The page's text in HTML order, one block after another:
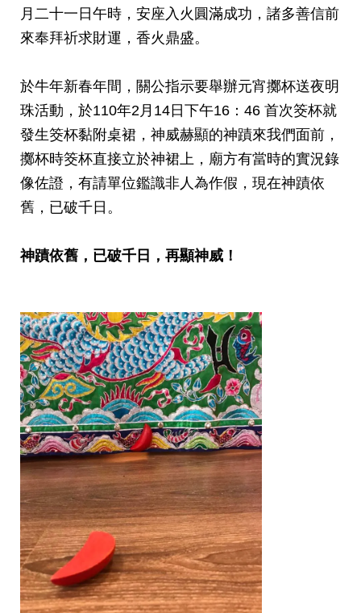
月二十一日午時，安座入火圓滿成功，諸多善信前
來奉拜祈求財運，香火鼎盛。
於牛年新春年間，關公指示要舉辦元宵擲杯送夜明
珠活動，於110年2月14日下午16：46 首次筊杯就
發生筊杯黏附桌裙 ， 神威赫顯的神蹟來我們面前，
擲杯時筊杯直接立於神裙上，廟方有當時的實況錄
像佐證，有請單位鑑識非人為作假，現在神蹟依
舊 ， 已破千日。
神蹟依舊，已破千日，再顯神威！